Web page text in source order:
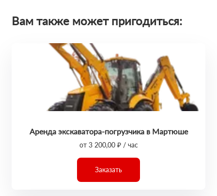
Вам также может пригодиться:
Аренда экскаватора-погрузчика в Мартюше
от 3 200,00 ₽ / час
Заказать